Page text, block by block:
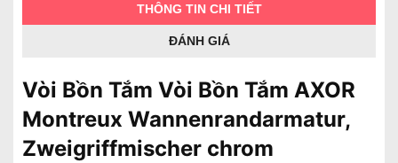
THÔNG TIN CHI TIẾT
ĐÁNH GIÁ
Vòi Bồn Tắm Vòi Bồn Tắm AXOR
Montreux Wannenrandarmatur,
Zweigriffmischer chrom